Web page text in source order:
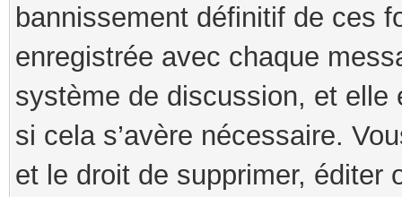
bannissement définitif de ces
enregistrée avec chaque
système de discussion, et elle
si cela s’avère nécessaire.
et le droit de supprimer, éditer